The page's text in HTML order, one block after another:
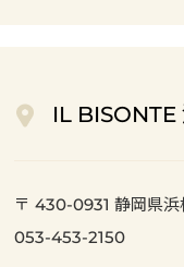
IL BISONTE
〒 430-0931 静岡県
053-453-2150